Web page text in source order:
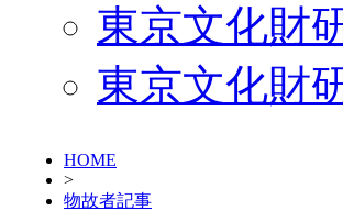
東京文化財
東京文化財
HOME
>
物故者記事